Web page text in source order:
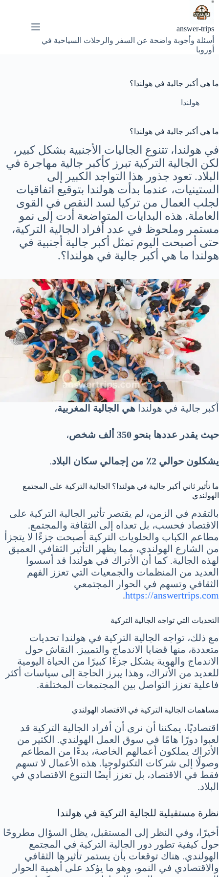
التجاوز
إلى
answer-trips
أسئلة وأجوبة واضحة عن السفر والرحلات السياحية في
أوروبا
ما هي أكبر جالية في هولندا؟
هولندا
ما هي أكبر جالية في هولندا؟
في هولندا، تتنوع الجاليات الأجنبية بشكل كبير،
لكن الجالية التركية تبرز كأكبر جالية مهاجرة في
البلاد. تعود جذور هذا التواجد الكبير إلى
الستينيات، عندما بدأت هولندا بتوقيع اتفاقيات
لجلب العمال من تركيا لسد النقص في القوى
العاملة. هذه البدايات المتواضعة أدت إلى نمو
مستمر وملحوظ في عدد أفراد الجالية التركية،
حتى أصبحت اليوم تمثل أكبر جالية أجنبية في
هولندا ما هي أكبر جالية في هولندا؟.
أكبر جالية في هولندا هي الجالية المغربية،
حيث يقدر عددها بنحو 350 ألف شخص ،
يشكلون حوالي 2٪ من إجمالي سكان البلاد .
ما تأثير ثاني أكبر جالية في هولندا؟ الجالية التركية على المجتمع
الهولندي
بالتقدم في الزمن، لم يقتصر تأثير الجالية التركية على
الاقتصاد فحسب، بل تعداه إلى الثقافة والمجتمع.
مطاعم الكباب والحلويات التركية أصبحت جزءًا لا يتجزأ
من الشارع الهولندي، مما يظهر التأثير الثقافي العميق
لهذه الجالية. كما أن الأتراك في هولندا قد أسسوا
العديد من المنظمات والجمعيات التي تعزز الفهم
الثقافي وتسهم في الحوار المجتمعي
https://answertrips.com
.
التحديات التي تواجه الجالية التركية
مع ذلك، تواجه الجالية التركية في هولندا تحديات
متعددة، منها قضايا الاندماج والتمييز. النقاش حول
الاندماج والهوية يشكل جزءًا كبيرًا من الحياة اليومية
للعديد من الأتراك، وهذا يبرز الحاجة إلى سياسات أكثر
فاعلية تعزز التواصل بين المجتمعات المختلفة.
مساهمات الجالية التركية في الاقتصاد الهولندي
اقتصاديًا، يمكننا أن نرى أن أفراد الجالية التركية قد
لعبوا دورًا هامًا في سوق العمل الهولندي. الكثير من
الأتراك يملكون أعمالهم الخاصة، بدءًا من المطاعم
وصولًا إلى شركات التكنولوجيا. هذه الأعمال لا تسهم
فقط في الاقتصاد، بل تعزز أيضًا التنوع الاقتصادي في
البلاد.
نظرة مستقبلية للجالية التركية في هولندا
أخيرًا، وفي النظر إلى المستقبل، يظل السؤال مطروحًا
حول كيفية تطور دور الجالية التركية في المجتمع
الهولندي. هناك توقعات بأن يستمر تأثيرها الثقافي
والاقتصادي في النمو، وهو ما يؤكد على أهمية الحوار